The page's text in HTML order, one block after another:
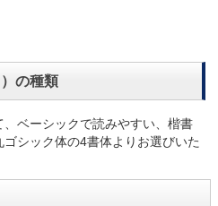
の種類
ベーシックで読みやすい、楷書
シック体の4書体よりお選びいた